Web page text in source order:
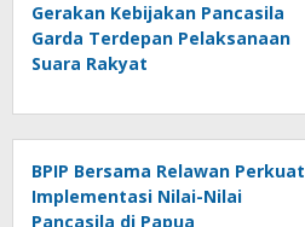
Gerakan Kebijakan Pancasila
Garda Terdepan Pelaksanaan
Suara Rakyat
BPIP Bersama Relawan Perkuat
Implementasi Nilai-Nilai
Pancasila di Papua